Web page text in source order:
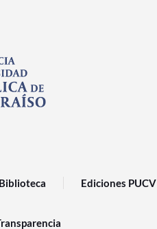
Biblioteca Ediciones PUCV